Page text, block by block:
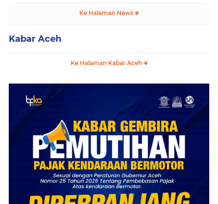
Ke Halaman News
Kabar Aceh
Ke Halaman Kabar Aceh